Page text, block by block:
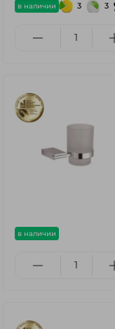
в наличии 3 3
в наличии